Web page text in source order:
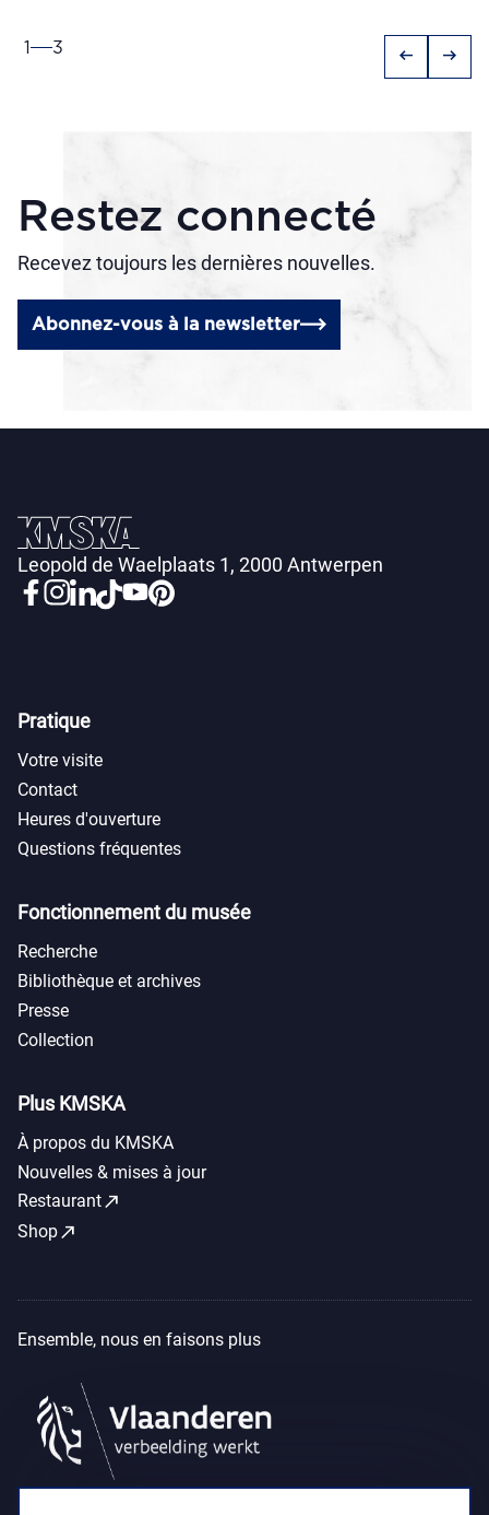
1 3 arrow_left_alt arrow_right_alt
Restez connecté
Recevez toujours les dernières nouvelles.
Abonnez-vous à la newsletter
Leopold de Waelplaats 1, 2000 Antwerpen
Pratique
Votre visite
Contact
Heures d'ouverture
Questions fréquentes
Fonctionnement du musée
Recherche
Bibliothèque et archives
Presse
Collection
Plus KMSKA
À propos du KMSKA
Nouvelles & mises à jour
Restaurantcall_made
Shopcall_made
Ensemble, nous en faisons plus